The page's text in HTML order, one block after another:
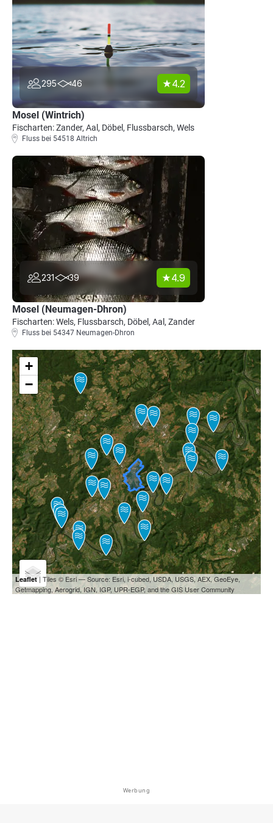
295 46 4.2
Mosel (Wintrich)
Fischarten: Zander, Aal, Döbel, Flussbarsch, Wels
Fluss bei 54518 Altrich
231 39 4.9
Mosel (Neumagen-Dhron)
Fischarten: Wels, Flussbarsch, Döbel, Aal, Zander
Fluss bei 54347 Neumagen-Dhron
+
−
Leaflet| Tiles © Esri — Source: Esri, i-cubed, USDA, USGS, AEX, GeoEye,
Getmapping, Aerogrid, IGN, IGP, UPR-EGP, and the GIS User Community
Werbung